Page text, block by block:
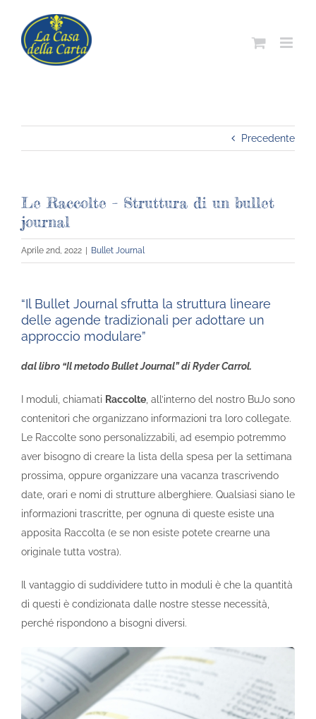
contenuto
Precedente
Le Raccolte – Struttura di un bullet
journal
Aprile 2nd, 2022 Bullet Journal
“Il Bullet Journal sfrutta la struttura lineare
delle agende tradizionali per adottare un
approccio modulare”
dal libro “Il metodo Bullet Journal” di Ryder Carrol.
I moduli, chiamati Raccolte , all’interno del nostro BuJo sono
contenitori che organizzano informazioni tra loro collegate.
Le Raccolte sono personalizzabili, ad esempio potremmo
aver bisogno di creare la lista della spesa per la settimana
prossima, oppure organizzare una vacanza trascrivendo
date, orari e nomi di strutture alberghiere. Qualsiasi siano le
informazioni trascritte, per ognuna di queste esiste una
apposita Raccolta (e se non esiste potete crearne una
originale tutta vostra).
Il vantaggio di suddividere tutto in moduli è che la quantità
di questi è condizionata dalle nostre stesse necessità,
perché rispondono a bisogni diversi.